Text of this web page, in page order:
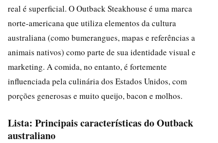
real é superficial. O Outback Steakhouse é uma marca
norte-americana que utiliza elementos da cultura
australiana (como bumerangues, mapas e referências a
animais nativos) como parte de sua identidade visual e
marketing. A comida, no entanto, é fortemente
influenciada pela culinária dos Estados Unidos, com
porções generosas e muito queijo, bacon e molhos.
Lista: Principais características do Outback
australiano